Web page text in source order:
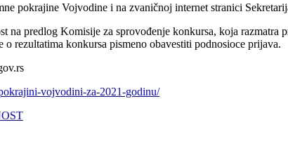
pokrajine Vojvodine i na zvaničnoj internet stranici
predlog Komisije za sprovođenje konkursa, koja razmatra
rezultatima konkursa pismeno obavestiti podnosioce prijava.
vojvodini-za-2021-godinu/